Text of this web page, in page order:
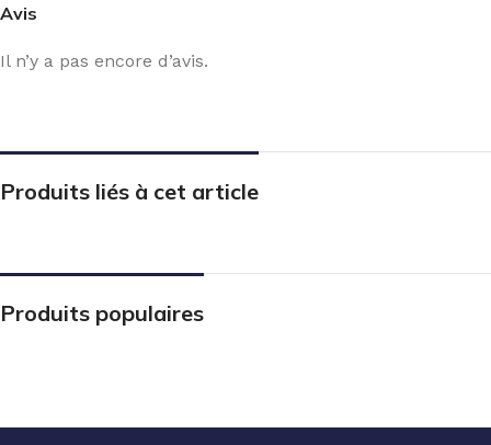
Avis
Il n’y a pas encore d’avis.
Produits liés à cet article
Produits populaires